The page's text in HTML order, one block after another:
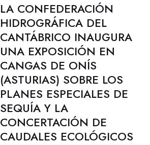
LA CONFEDERACIÓN
HIDROGRÁFICA DEL
CANTÁBRICO INAUGURA
UNA EXPOSICIÓN EN
CANGAS DE ONÍS
(ASTURIAS) SOBRE LOS
PLANES ESPECIALES DE
SEQUÍA Y LA
CONCERTACIÓN DE
CAUDALES ECOLÓGICOS